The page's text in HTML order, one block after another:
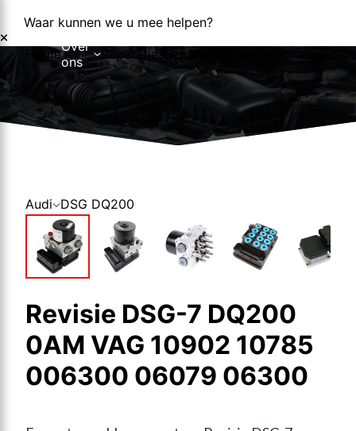
Waar kunnen we u mee helpen?
HomeOver
ons
Over ons
Nieuws
Reparaties Reparatieformulier Foutcodes
Audi DSG DQ200
Revisie DSG-7 DQ200
0AM VAG 10902 10785
006300 06079 06300